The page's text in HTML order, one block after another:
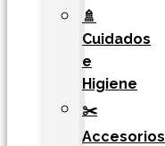
🚿
Cuidados
e
Higiene
✂️
Accesorios